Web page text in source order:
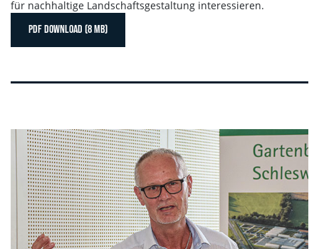
für nachhaltige Landschaftsgestaltung interessieren.
PDF DOWNLOAD (8 MB)